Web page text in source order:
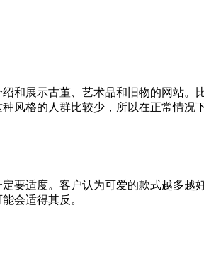
和展示古董、艺术品和旧物的网站
风格的人群比较少，所以在正常情况
要适度。客户认为可爱的款式越多
会适得其反。